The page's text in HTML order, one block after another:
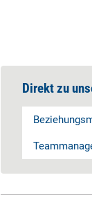
Direkt zu